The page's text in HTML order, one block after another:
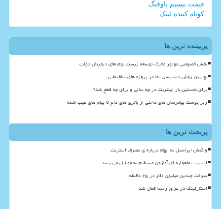
قیمت بیسیم باوفنگ
کوتاه کننده لینک
پربیننده ترین ها
بخش خصوصی موتور محرک توسعه زیست بوم های دیجیتال دولت
بهترین روش دسترسی نما در پروژه های ساختمانی
برای نخستین بار اینترنت در چه سالی و برای چه قطع شد؟
زیر پوست پیامرسان های داخلی از باتری های داغ تا پیام های غیب شده
پربحث ترین ها
واکنش ایرانسل به ابهام درباره ی مصرف اینترنت
اینترنت ماهواره ای آمازون مستقیم به موبایل می رسد
سرقت چندین میلیون دلار در ۲۵ دقیقه
استارلینک در عراق رسما فعال شد